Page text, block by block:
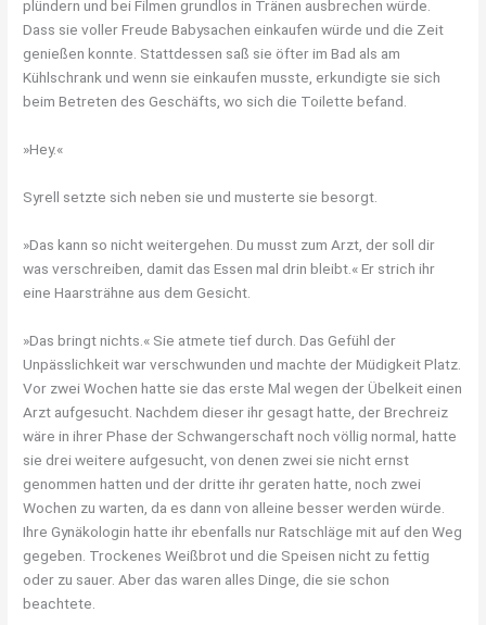
plündern und bei Filmen grundlos in Tränen ausbrechen würde.
Dass sie voller Freude Babysachen einkaufen würde und die Zeit
genießen konnte. Stattdessen saß sie öfter im Bad als am
Kühlschrank und wenn sie einkaufen musste, erkundigte sie sich
beim Betreten des Geschäfts, wo sich die Toilette befand.
»Hey.«
Syrell setzte sich neben sie und musterte sie besorgt.
»Das kann so nicht weitergehen. Du musst zum Arzt, der soll dir
was verschreiben, damit das Essen mal drin bleibt.« Er strich ihr
eine Haarsträhne aus dem Gesicht.
»Das bringt nichts.« Sie atmete tief durch. Das Gefühl der
Unpässlichkeit war verschwunden und machte der Müdigkeit Platz.
Vor zwei Wochen hatte sie das erste Mal wegen der Übelkeit einen
Arzt aufgesucht. Nachdem dieser ihr gesagt hatte, der Brechreiz
wäre in ihrer Phase der Schwangerschaft noch völlig normal, hatte
sie drei weitere aufgesucht, von denen zwei sie nicht ernst
genommen hatten und der dritte ihr geraten hatte, noch zwei
Wochen zu warten, da es dann von alleine besser werden würde.
Ihre Gynäkologin hatte ihr ebenfalls nur Ratschläge mit auf den Weg
gegeben. Trockenes Weißbrot und die Speisen nicht zu fettig
oder zu sauer. Aber das waren alles Dinge, die sie schon
beachtete.